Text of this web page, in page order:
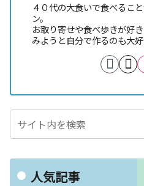
４０代の大食いで食べるこ
ン。
お取り寄せや食べ歩きが好
みようと自分で作るのも大好
人気記事